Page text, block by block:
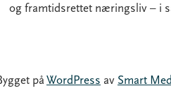
og framtidsrettet næringsliv – i
på WordPress av Smart